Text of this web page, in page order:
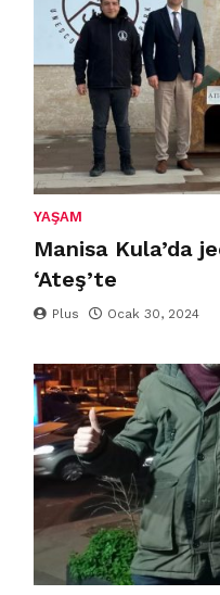
YAŞAM
Manisa Kula’da
‘Ateş’te
Plus Ocak 30, 2024